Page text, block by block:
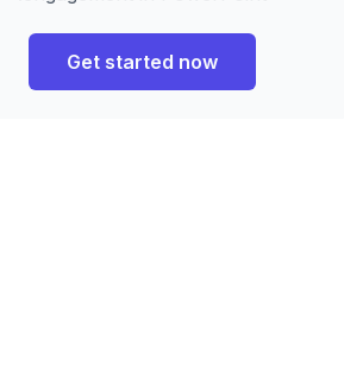
Get started now